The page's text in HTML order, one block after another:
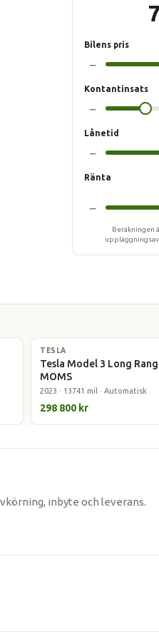
Bilens pris
−
Kontantinsats
−
Lånetid
−
Ränta
−
Beräkningen
Elbil
TESLA
Tesla Model 3 Long
MOMS
2023 · 13741 mil · Automatisk
298 800 kr
inbyte och leverans.